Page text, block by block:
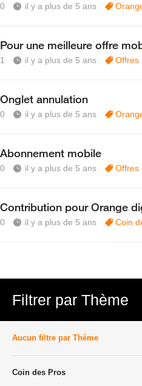
0 il y a plus de 5 ans
Pour une meilleure offre
1 il y a plus de 5 ans Offres
Onglet annulation
0 il y a plus de 5 ans
Abonnement mobile
0 il y a plus de 5 ans Offres
Contribution pour Orange
0 il y a plus de 5 ans Coin
Filtrer par Thème
Aucun filtre par Thème
Coin des Pros